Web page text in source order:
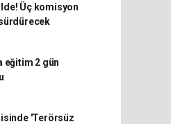
Üç komisyon
eğitim 2 gün
'Terörsüz